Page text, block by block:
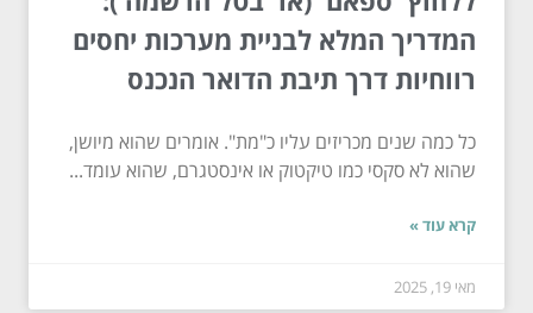
המדריך המלא לבניית מערכות יחסים
רווחיות דרך תיבת הדואר הנכנס
כל כמה שנים מכריזים עליו כ"מת". אומרים שהוא מיושן,
שהוא לא סקסי כמו טיקטוק או אינסטגרם, שהוא עומד...
קרא עוד »
מאי 19, 2025